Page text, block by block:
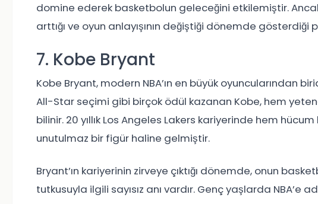
domine ederek basketbolun geleceğini etkilemiştir. Ancak
arttığı ve oyun anlayışının değiştiği dönemde gösterdiği
7. Kobe Bryant
Kobe Bryant, modern NBA’ın en büyük oyuncularından
All-Star seçimi gibi birçok ödül kazanan Kobe, hem
bilinir. 20 yıllık Los Angeles Lakers kariyerinde hem
unutulmaz bir figür haline gelmiştir.
Bryant’ın kariyerinin zirveye çıktığı dönemde, onun
tutkusuyla ilgili sayısız anı vardır. Genç yaşlarda NBA’e